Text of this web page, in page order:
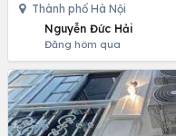
Thành phố Hà Nội
Nguyễn Đức Hải
Đăng hôm qua